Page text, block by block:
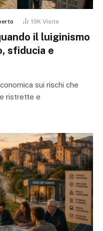
13K Visite
il luiginismo
sfiducia e
sui rischi che
ristrette e